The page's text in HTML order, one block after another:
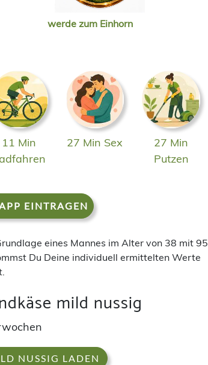
werde zum Einhorn
11 Min
27 Min Sex
27 Min
Putzen
EINTRAGEN
eines Mannes im Alter von 38 mit 95
Du Deine individuell ermittelten Werte
mild nussig
NUSSIG LADEN